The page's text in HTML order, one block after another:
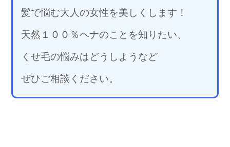
髪で悩む大人の女性を美しくします！
天然１００％ヘナのことを知りたい、
くせ毛の悩みはどうしようなど
ぜひご相談ください。